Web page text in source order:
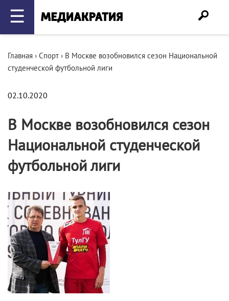
☰
Главная › Спорт › В Москве возобновился сезон Национальной
студенческой футбольной лиги
02.10.2020
В Москве возобновился сезон
Национальной студенческой
футбольной лиги